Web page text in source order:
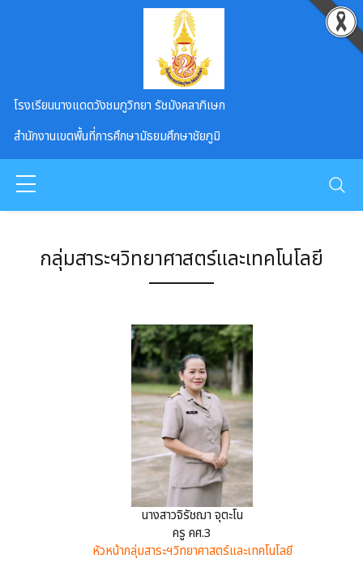
โรงเรียนนางแดดวังชมภูวิทยา รัชมังคลาภิเษก
สำนักงานเขตพื้นที่การศึกษามัธยมศึกษาชัยภูมิ
กลุ่มสาระฯวิทยาศาสตร์และเทคโนโลยี
นางสาวจิรัชฌา จุตะโน
ครู คศ.3
หัวหน้ากลุ่มสาระฯวิทยาศาสตร์และเทคโนโลยี